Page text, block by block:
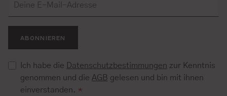
ABONNIEREN
Ich habe die Datenschutzbestimmungen zur Kenntnis
genommen und die AGB gelesen und bin mit ihnen
einverstanden. *